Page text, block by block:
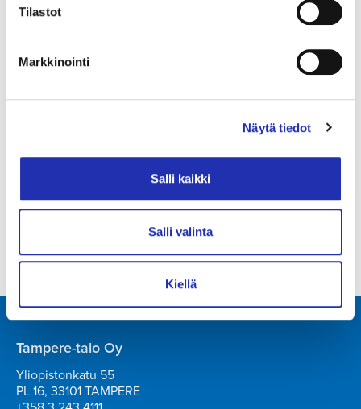
Tilastot
Markkinointi
Näytä tiedot
Salli kaikki
Salli valinta
Kiellä
löytötava­roita?
Mistä voin ostaa Tampere-
talon esityksiin lippuja?
Voinko tuoda koiran Tampere-
Tampere-talo Oy
Yliopistonkatu 55
PL 16, 33101 TAMPERE